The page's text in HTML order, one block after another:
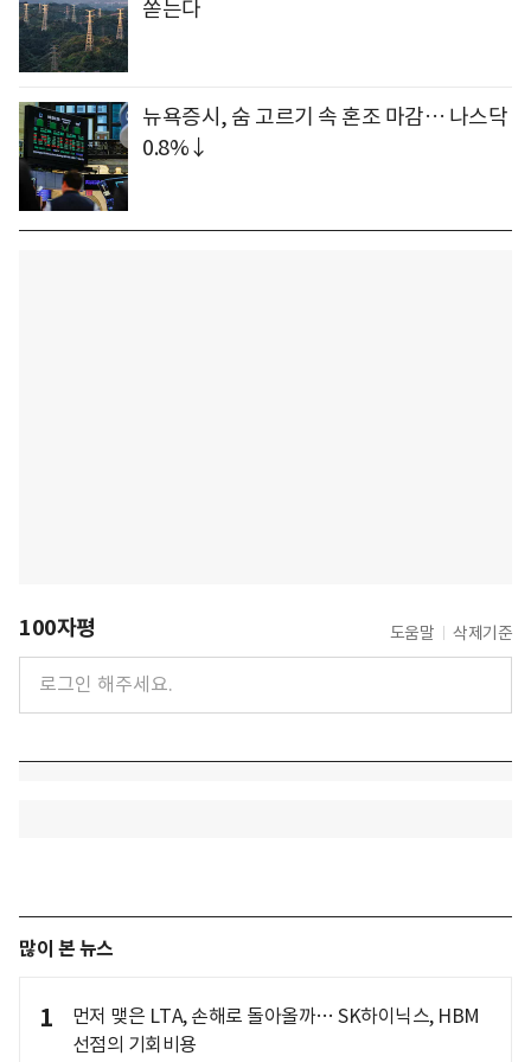
쏟는다
뉴욕증시, 숨 고르기 속 혼조 마감… 나스닥
0.8%↓
100자평 도움말 삭제기준
많이 본 뉴스
1
먼저 맺은 LTA, 손해로 돌아올까… SK하이닉스, HBM
선점의 기회비용